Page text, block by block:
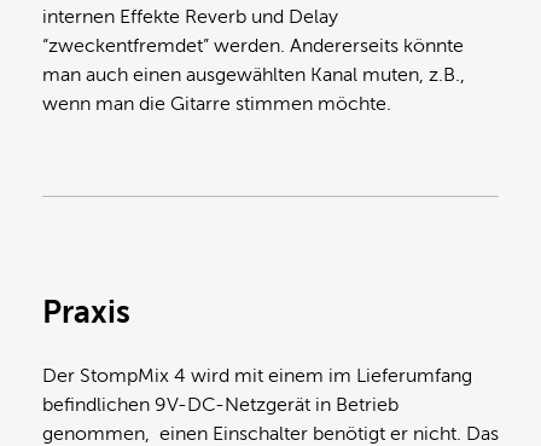
internen Effekte Reverb und Delay
“zweckentfremdet” werden. Andererseits könnte
man auch einen ausgewählten Kanal muten, z.B.,
wenn man die Gitarre stimmen möchte.
Praxis
Der StompMix 4 wird mit einem im Lieferumfang
befindlichen 9V-DC-Netzgerät in Betrieb
genommen, einen Einschalter benötigt er nicht. Das